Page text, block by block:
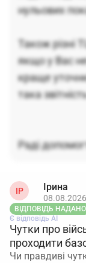
нульових
Також різні
якщо у Вас
краще
така
Раді
ІР Ірина
ВІДПОВІДЬ НАДАНО
Є відповідь АІ
Чутки про
проходити
Чи правдиві